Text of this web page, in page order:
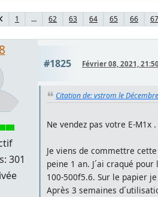
1 ... 62 63 64 65 66 67
301
#1825 Février 08, 2021,
Citation de: vstrom le
Ne vendez pas votre E-M1x .
Je viens de commettre
peine 1 an. J´ai craqué
100-500f5.6. Sur le papier
Après 3 semaines